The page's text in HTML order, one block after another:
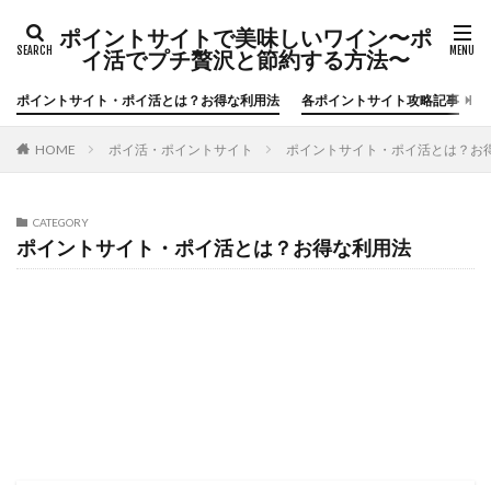
ポイントサイトで美味しいワイン〜ポ
イ活でプチ贅沢と節約する方法〜
ポイントサイト・ポイ活とは？お得な利用法 各ポイントサイト攻略記事
HOME ポイ活・ポイントサイト ポイントサイト・ポイ活とは？お
CATEGORY
ポイントサイト・ポイ活とは？お得な利用法